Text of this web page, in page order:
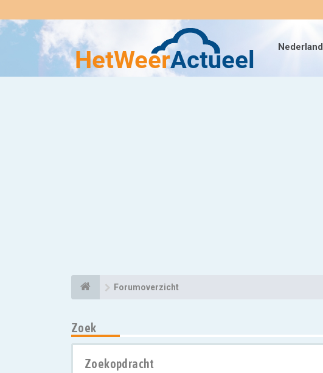
Forumoverzicht
Zoek
Zoekopdracht